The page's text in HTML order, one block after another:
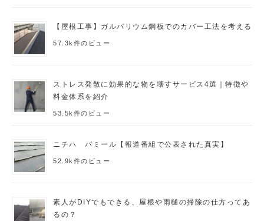
【屋根工事】ガルバリウム鋼板でのカバー工法を考える
57.3k件のビュー
ストレス発散に効果的な物を壊すサービス4選｜特徴や
料金体系を紹介
53.5k件のビュー
ニチハ パミール【報道番組で公表された真実】
52.9k件のビュー
素人がDIYでもできる、屋根や雨樋の掃除の仕方ってあ
るの？